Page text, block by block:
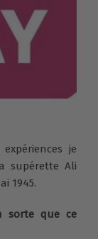
je
supérette Ali
1945.
sorte que ce